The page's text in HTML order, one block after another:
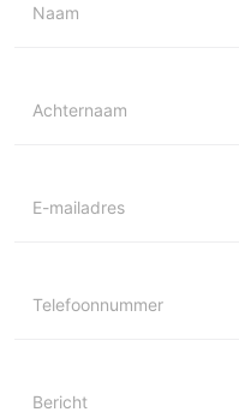
Naam
Achternaam
E-mailadres
Telefoonnummer
Bericht